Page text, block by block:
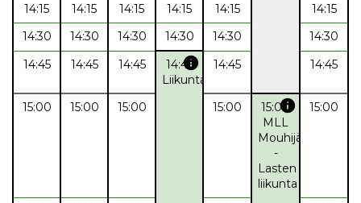
14:15
14:15 14:15 14:15 14:15
14:15
14:30
14:30 14:30 14:30 14:30
14:30
14:45
14:45 14:45 14:45info
Liikuntapalvelut
14:45 14:45
15:00 15:00 15:00 15:00 15:00info
MLL
Mouhijärvi
-
Lasten
liikunta
15:00